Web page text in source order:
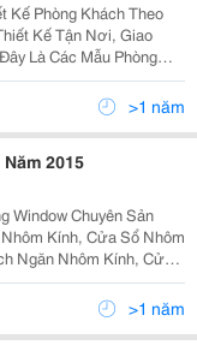
Kế Phòng Khách Theo
Hóc Mô
>1 năm
2015
Chuyên Sản
Kính, Cửa Sổ Nhôm
Ngăn Nhôm Kính, Cửa
Bằng Chung, Chắ>1 năm